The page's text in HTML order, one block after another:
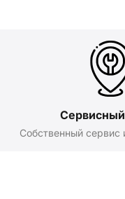
Собственный сервис